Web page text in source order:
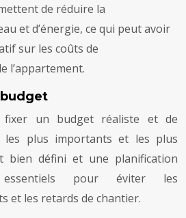
de réduire la
et d’énergie, ce qui peut avoir
sur les coûts de
l’appartement.
un budget réaliste et de
les plus importants et les plus
bien défini et une planification
pour éviter les
et les retards de chantier.